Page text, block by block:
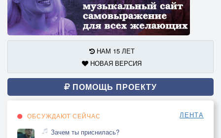
НАМ 15 ЛЕТ
НОВАЯ ВЕРСИЯ
ПОМОЩЬ ПРОЕКТУ
ОБСУЖДАЮТ СЕЙЧАС ЛЕНТА
Зачем ты приснилась?